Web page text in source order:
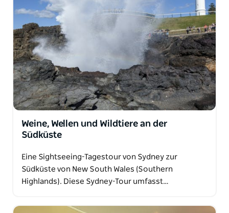
Weine, Wellen und Wildtiere an der
Südküste
Eine Sightseeing-Tagestour von Sydney zur
Südküste von New South Wales (Southern
Highlands). Diese Sydney-Tour umfasst…